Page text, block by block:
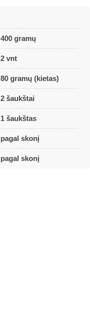
400 gramų
2 vnt
80 gramų (kietas)
2 šaukštai
1 šaukštas
pagal skonį
pagal skonį